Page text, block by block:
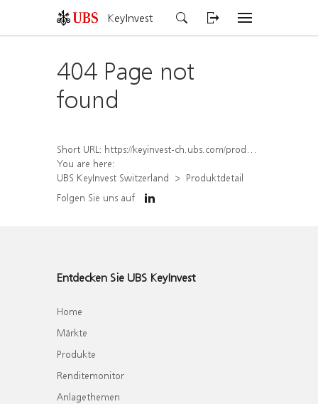
KeyInvest
404 Page not
found
Short URL: https://keyinvest-ch.ubs.com/produkt/detail/index/isin/CH1574367236
You are here:
UBS KeyInvest Switzerland
Produktdetail
Folgen Sie uns auf
Entdecken Sie UBS KeyInvest
Home
Märkte
Produkte
Renditemonitor
Anlagethemen